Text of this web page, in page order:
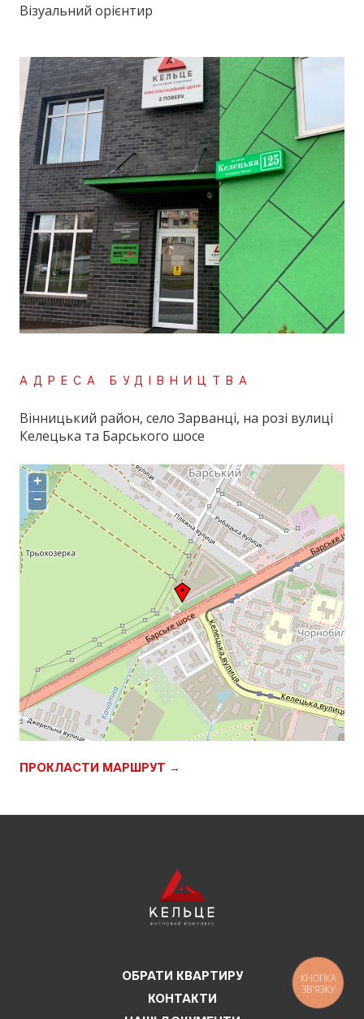
Візуальний орієнтир
АДРЕСА БУДІВНИЦТВА
Вінницький район, село Зарванці, на розі вулиці
Келецька та Барського шосе
+
−
ПРОКЛАСТИ МАРШРУТ →
ОБРАТИ КВАРТИРУ
КОНТАКТИ
КНОПКА
ЗВ'ЯЗКУ